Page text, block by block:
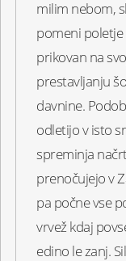
milim nebom,
pomeni
prikovan na
prestavljanju
davnine.
odletijo v isto
spreminja
prenočujejo v
pa počne vse
vrvež kdaj
edino le zanj.